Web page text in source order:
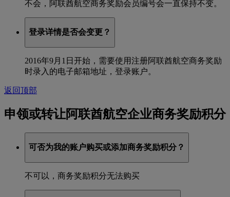
不会，阿联酋航空商务奖励会员编号会一直保持不变。
登录详情是否会变更？
2016年9月1日开始，需要使用注册阿联酋航空商务奖励
时录入的电子邮箱地址，登录账户。
返回顶部
申领或转让阿联酋航空企业商务奖励积分
可否为我的账户购买或添加商务奖励积分？
不可以，商务奖励积分无法购买